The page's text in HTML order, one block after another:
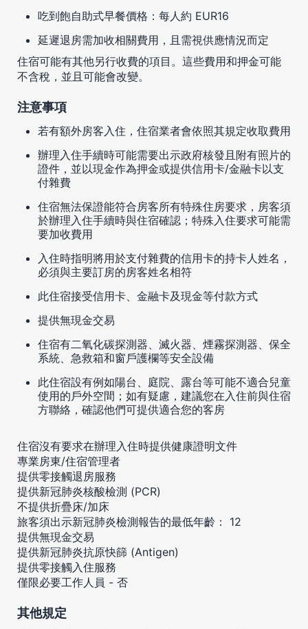
吃到飽自助式早餐價格：每人約 EUR16
延遲退房需加收相關費用，且需視供應情況而定
住宿可能有其他另行收費的項目。這些費用和押金可能
不含稅，並且可能會改變。
注意事項
若有額外房客入住，住宿業者會依照其規定收取費用
辦理入住手續時可能需要出示政府核發且附有照片的
證件，並以現金作為押金或提供信用卡/金融卡以支
付雜費
住宿無法保證能符合房客所有特殊住房要求，房客須
於辦理入住手續時與住宿確認；特殊入住要求可能需
要加收費用
入住時指明將用於支付雜費的信用卡的持卡人姓名，
必須與主要訂房的房客姓名相符
此住宿接受信用卡、金融卡及現金等付款方式
提供無現金交易
住宿有二氧化碳探測器、滅火器、煙霧探測器、保全
系統、急救箱和窗戶護欄等安全設備
此住宿設有例如陽台、庭院、露台等可能不適合兒童
使用的戶外空間；如有疑慮，建議您在入住前與住宿
方聯絡，確認他們可提供適合您的客房
住宿沒有要求在辦理入住時提供健康證明文件
專業房東/住宿管理者
提供零接觸退房服務
提供新冠肺炎核酸檢測 (PCR)
不提供折疊床/加床
旅客須出示新冠肺炎檢測報告的最低年齡： 12
提供無現金交易
提供新冠肺炎抗原快篩 (Antigen)
提供零接觸入住服務
僅限必要工作人員 - 否
其他規定